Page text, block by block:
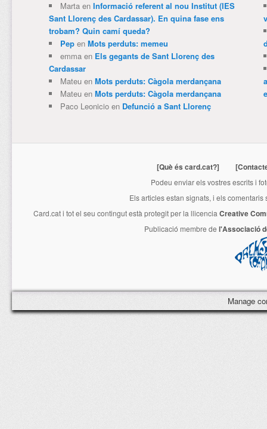
Martaen Informació referent al nou Institut (IES
Sant Llorenç des Cardassar). En quina fase ens
trobam? Quin camí queda?
Pepen Mots perduts: memeu
emmaen Els gegants de Sant Llorenç des
Cardassar
Mateuen Mots perduts: Càgola merdançana
Mateuen Mots perduts: Càgola merdançana
Paco Leonicioen Defunció a Sant Llorenç
[Què és card.cat?]
Podeu enviar els vostres escrits i
Els articles estan signats, i els
Card.cati tot el seu contingut està protegit per la llicencia Creative
Publicació membre de l'Associació
Manage